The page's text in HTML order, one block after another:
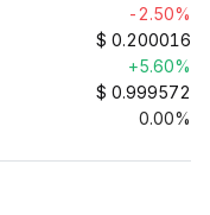
-2.50%
$ 0.200016
+5.60%
$ 0.999572
0.00%